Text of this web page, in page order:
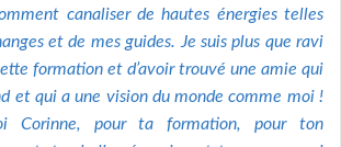
canaliser de hautes énergies telles
et de mes guides. Je suis plus que ravi
formation et d’avoir trouvé une amie qui
et qui a une vision du monde comme moi !
Corinne, pour ta formation, pour ton